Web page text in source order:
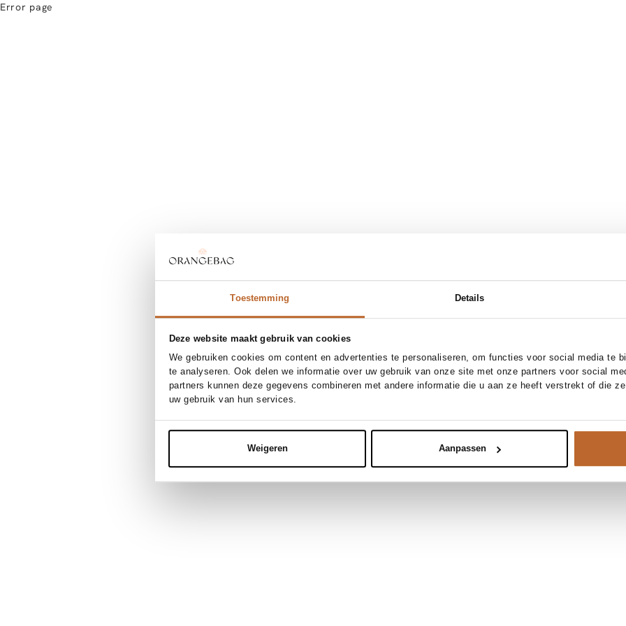
Toestemming Details
Deze website maakt gebruik van cookies
We gebruiken cookies om content en advertenties te personaliseren, om functies voor social media te
te analyseren. Ook delen we informatie over uw gebruik van onze site met onze partners voor social
partners kunnen deze gegevens combineren met andere informatie die u aan ze heeft verstrekt of die
uw gebruik van hun services.
Weigeren Aanpassen
Error page